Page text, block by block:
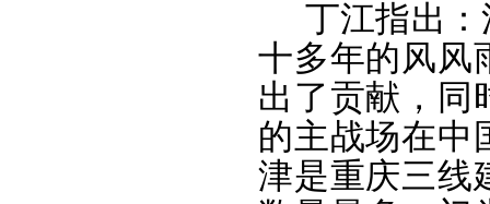
丁江指出
十多年的风风
出了贡献，同
的主战场在中
津是重庆三线